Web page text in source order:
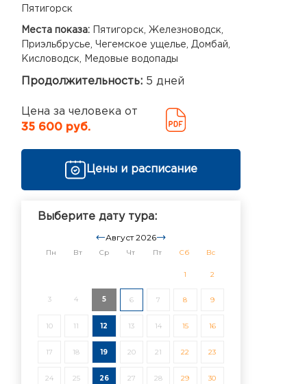
Пятигорск
Места показа:
Пятигорск, Железноводск,
Приэльбрусье, Чегемское ущелье, Домбай,
Кисловодск, Медовые водопады
Продолжительность: 5 дней
Цена за человека от
35 600 руб.
Цены и расписание
Выберите дату тура:
Август 2026
Пн Вт Ср Чт Пт Сб Вс
1 2
3 4 5 6 7 8 9
10 11 12 13 14 15 16
17 18 19 20 21 22 23
24 25 26 27 28 29 30